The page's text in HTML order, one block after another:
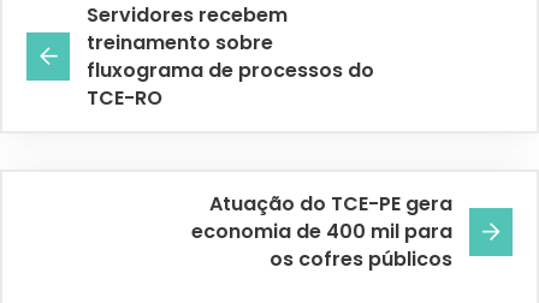
Servidores recebem
treinamento sobre
fluxograma de processos do
TCE-RO
Atuação do TCE-PE gera
economia de 400 mil para
os cofres públicos